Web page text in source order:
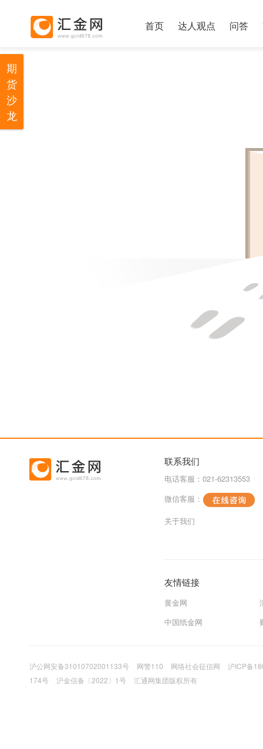
首页 达人观点 问答
联系我们
电话客服：021-62313553
微信客服：
关于我们
友情链接
黄金网
中国纸金网
沪公网安备31010702001133号 网警110 网络社会征信网
沪ICP备
174号
沪金信备〔2022〕1号 汇通网集团版权所有
期
货
沙
龙